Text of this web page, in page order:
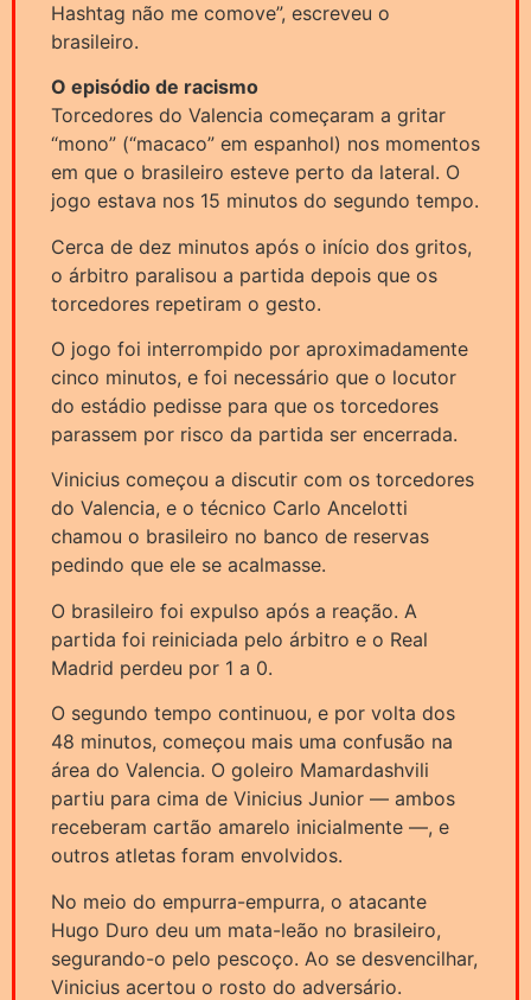
Hashtag não me comove”, escreveu o
brasileiro.
O episódio de racismo
Torcedores do Valencia começaram a gritar
“mono” (“macaco” em espanhol) nos momentos
em que o brasileiro esteve perto da lateral. O
jogo estava nos 15 minutos do segundo tempo.
Cerca de dez minutos após o início dos gritos,
o árbitro paralisou a partida depois que os
torcedores repetiram o gesto.
O jogo foi interrompido por aproximadamente
cinco minutos, e foi necessário que o locutor
do estádio pedisse para que os torcedores
parassem por risco da partida ser encerrada.
Vinicius começou a discutir com os torcedores
do Valencia, e o técnico Carlo Ancelotti
chamou o brasileiro no banco de reservas
pedindo que ele se acalmasse.
O brasileiro foi expulso após a reação. A
partida foi reiniciada pelo árbitro e o Real
Madrid perdeu por 1 a 0.
O segundo tempo continuou, e por volta dos
48 minutos, começou mais uma confusão na
área do Valencia. O goleiro Mamardashvili
partiu para cima de Vinicius Junior — ambos
receberam cartão amarelo inicialmente —, e
outros atletas foram envolvidos.
No meio do empurra-empurra, o atacante
Hugo Duro deu um mata-leão no brasileiro,
segurando-o pelo pescoço. Ao se desvencilhar,
Vinicius acertou o rosto do adversário.